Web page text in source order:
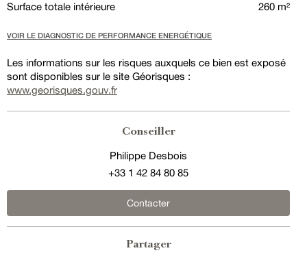
Surface totale intérieure
260 m²
VOIR LE DIAGNOSTIC DE PERFORMANCE ENERGÉTIQUE
Les informations sur les risques auxquels ce bien est exposé
sont disponibles sur le site Géorisques :
www.georisques.gouv.fr
Conseiller
Philippe Desbois
+33 1 42 84 80 85
Contacter
Partager